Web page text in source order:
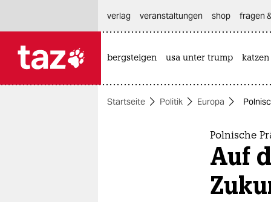
themen
verlag
veranstaltungen shop fragen
bergsteigen usa unter trump katzen
Startseite Politik Europa
Polnische
Auf